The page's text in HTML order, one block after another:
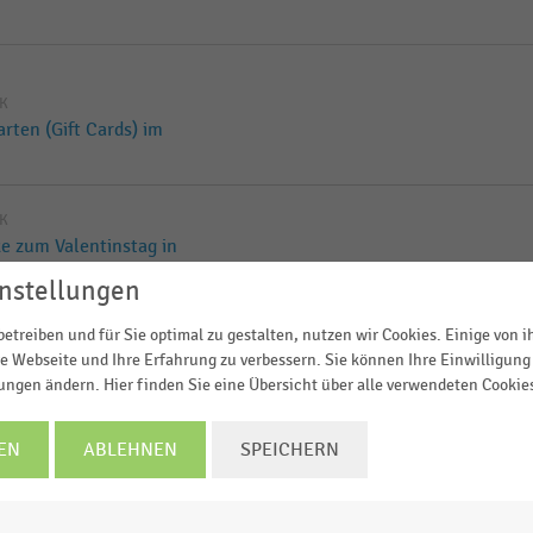
(Gift Cards) im
zum Valentinstag in
Programmen im
in Deutschland zum
und für Sie optimal zu gestalten, nutzen wir Cookies. Einige von
Webseite und Ihre Erfahrung zu verbessern. Sie können Ihre
ändern. Hier finden Sie eine Übersicht über alle verwendeten
ABLEHNEN SPEICHERN